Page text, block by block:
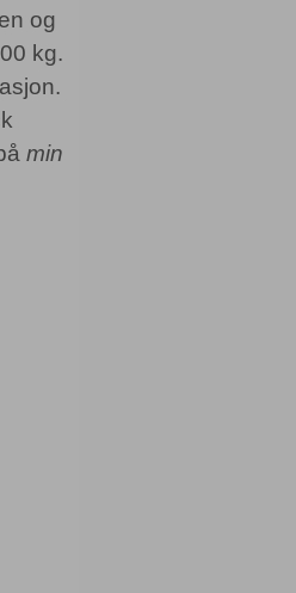
og
kg.
min